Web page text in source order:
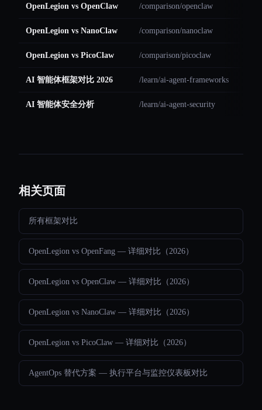
OpenLegion vs OpenClaw /comparison/openclaw
OpenLegion vs NanoClaw /comparison/nanoclaw
OpenLegion vs PicoClaw /comparison/picoclaw
AI 智能体框架对比 2026 /learn/ai-agent-frameworks
AI 智能体安全分析 /learn/ai-agent-security
相关页面
所有框架对比
OpenLegion vs OpenFang — 详细对比（2026）
OpenLegion vs OpenClaw — 详细对比（2026）
OpenLegion vs NanoClaw — 详细对比（2026）
OpenLegion vs PicoClaw — 详细对比（2026）
AgentOps 替代方案 — 执行平台与监控仪表板对比